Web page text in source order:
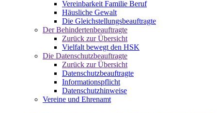
Vereinbarkeit Familie Beruf
Häusliche Gewalt
Die Gleichstellungsbeauftragte
Der Behindertenbeauftragte
Zurück zur Übersicht
Vielfalt bewegt den HSK
Die Datenschutzbeauftragte
Zurück zur Übersicht
Datenschutzbeauftragte
Informationspflicht
Datenschutzhinweise
Vereine und Ehrenamt